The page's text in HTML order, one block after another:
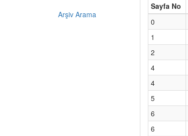
Arşiv Arama
Sayfa No
0
1
2
4
4
5
6
6